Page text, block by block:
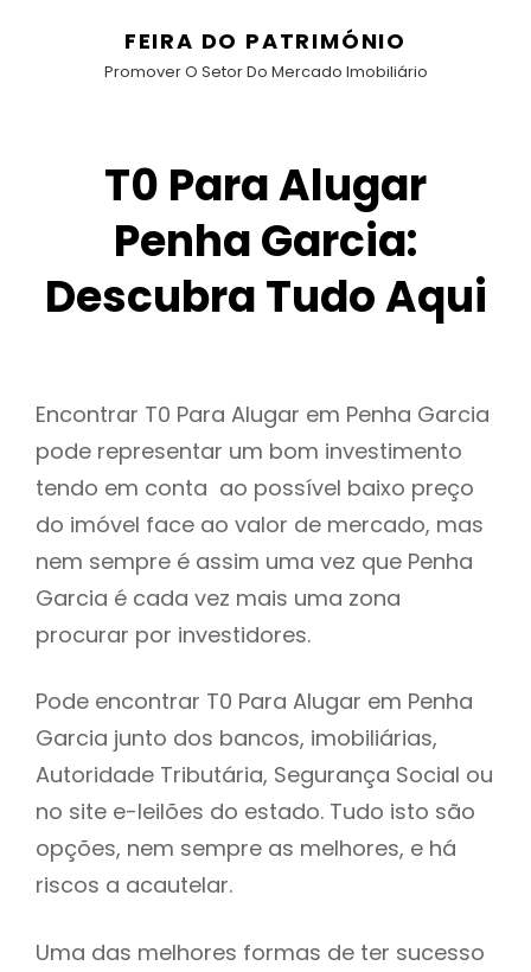
FEIRA DO PATRIMÓNIO
Promover O Setor Do Mercado Imobiliário
T0 Para Alugar
Penha Garcia:
Descubra Tudo Aqui
Encontrar T0 Para Alugar em Penha Garcia
pode representar um bom investimento
tendo em conta ao possível baixo preço
do imóvel face ao valor de mercado, mas
nem sempre é assim uma vez que Penha
Garcia é cada vez mais uma zona
procurar por investidores.
Pode encontrar T0 Para Alugar em Penha
Garcia junto dos bancos, imobiliárias,
Autoridade Tributária, Segurança Social ou
no site e-leilões do estado. Tudo isto são
opções, nem sempre as melhores, e há
riscos a acautelar.
Uma das melhores formas de ter sucesso